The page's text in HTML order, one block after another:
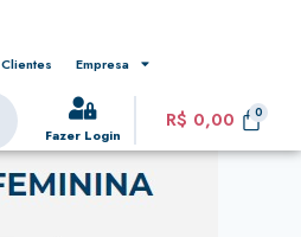
Clientes Empresa
Fazer Login
R$ 0,00